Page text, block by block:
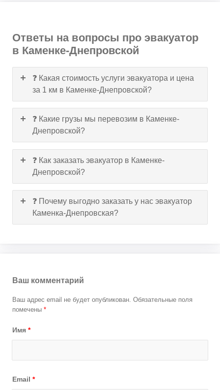
Ответы на вопросы про эвакуатор
в Каменке-Днепровской
❓ Какая стоимость услуги эвакуатора и цена
за 1 км в Каменке-Днепровской?
❓ Какие грузы мы перевозим в Каменке-
Днепровской?
❓ Как заказать эвакуатор в Каменке-
Днепровской?
❓ Почему выгодно заказать у нас эвакуатор
Каменка-Днепровская?
Ваш комментарий
Ваш адрес email не будет опубликован. Обязательные поля
помечены *
Имя *
Email *